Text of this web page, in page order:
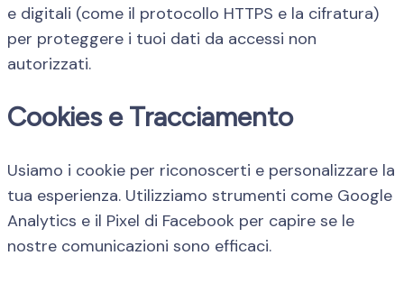
e digitali (come il protocollo HTTPS e la cifratura)
per proteggere i tuoi dati da accessi non
autorizzati.
Cookies e Tracciamento
Usiamo i cookie per riconoscerti e personalizzare la
tua esperienza. Utilizziamo strumenti come Google
Analytics e il Pixel di Facebook per capire se le
nostre comunicazioni sono efficaci.